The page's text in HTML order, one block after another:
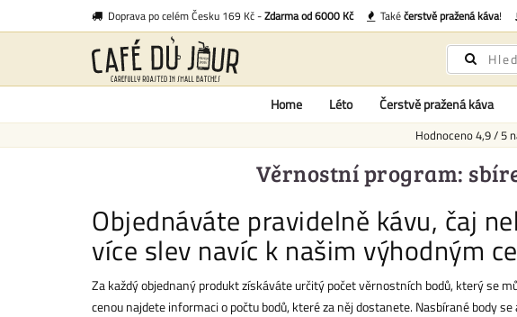
Doprava po celém Česku 169 Kč -Zdarma od 6000 Kč Takéčerstvě pražená káva!
Home Léto Čerstvě pražená káva
Hodnoceno4,9/5
Věrnostní program:
Objednáváte pravidelně kávu, čaj
více slev navíc k našim výhodným
Za každý objednaný produkt získáváte určitý počet věrnostních bodů, který se
cenou najdete informaci o počtu bodů, které za něj dostanete. Nasbírané body